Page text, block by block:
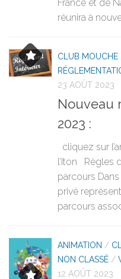
France et de
réunira à
CLUB MOUCHE
23 AOÛT 2023
Nouveau
2023 :
cliquez sur
l’Iton Règles
parcours
privé
parcours
ANIMATION /
NON CLASSÉ /
12 AOÛT 2023